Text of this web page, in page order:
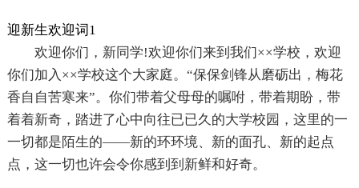
迎新生欢迎词1
欢迎你们，新同学!欢迎你们来到我们××学校，欢迎
你们加入××学校这个大家庭。“保保剑锋从磨砺出，梅花
香自自苦寒来”。你们带着父母母的嘱咐，带着期盼，带
着着新奇，踏进了心中向往已已久的大学校园，这里的一
一切都是陌生的——新的环环境、新的面孔、新的起点
点，这一切也许会令你感到到新鲜和好奇。